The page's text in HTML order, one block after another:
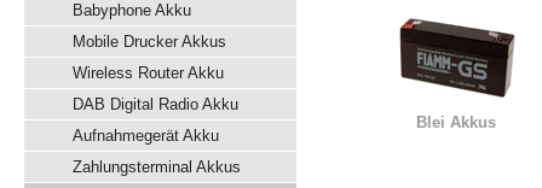
Babyphone Akku
Mobile Drucker Akkus
Wireless Router Akku
DAB Digital Radio Akku
Aufnahmegerät Akku
Zahlungsterminal Akkus
Blei Akkus